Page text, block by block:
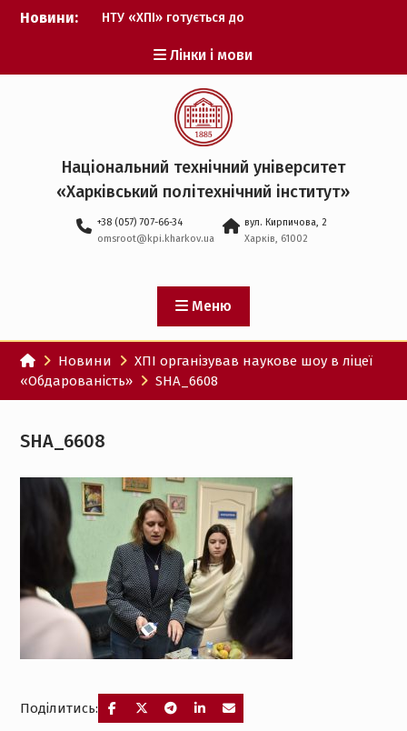
Перейти
Новини:
НТУ «ХПІ» готується до
Музичні таланти ХПІ
запрошуються на
Всеукраїнський
фестиваль «Червона
рута – 2027»
ХПІ уклав угоду про
партнерство з ДержНДІ
технологій кібербезпеки
Головнокомандувачем
Збройних Сил України
участю ХПІ обговорили
перспективи українсько-
іспанського
технологічного
партнерства
Лінки і мови
Національний технічний університет
«Харківський політехнічний iнститут»
+38 (057) 707-66-34
omsroot@kpi.kharkov.ua
вул. Кирпичова, 2
Харків, 61002
Меню
Новини
ХПІ організував наукове шоу в ліцеї
«Обдарованість»
SHA_6608
SHA_6608
Поділитись: